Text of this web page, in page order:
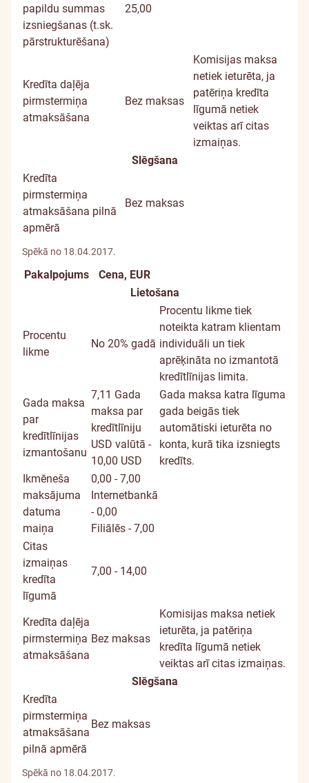
papildu summas
izsniegšanas (t.sk.
pārstrukturēšana)
25,00
Kredīta daļēja
pirmstermiņa
atmaksāšana
Bez maksas
Komisijas maksa
netiek ieturēta, ja
patēriņa kredīta
līgumā netiek
veiktas arī citas
izmaiņas.
Slēgšana
Kredīta
pirmstermiņa
atmaksāšana pilnā
apmērā
Bez maksas
Spēkā no 18.04.2017.
Pakalpojums Cena, EUR
Lietošana
Procentu
likme
No 20% gadā
Procentu likme tiek
noteikta katram klientam
individuāli un tiek
aprēķināta no izmantotā
kredītlīnijas limita.
Gada maksa
par
kredītlīnijas
izmantošanu
7,11 Gada
maksa par
kredītlīniju
USD valūtā -
10,00 USD
Gada maksa katra līguma
gada beigās tiek
automātiski ieturēta no
konta, kurā tika izsniegts
kredīts.
Ikmēneša
maksājuma
datuma
maiņa
0,00 - 7,00
Internetbankā
- 0,00
Filiālēs - 7,00
Citas
izmaiņas
kredīta
līgumā
7,00 - 14,00
Kredīta daļēja
pirmstermiņa
atmaksāšana
Bez maksas
Komisijas maksa netiek
ieturēta, ja patēriņa
kredīta līgumā netiek
veiktas arī citas izmaiņas.
Slēgšana
Kredīta
pirmstermiņa
atmaksāšana
pilnā apmērā
Bez maksas
Spēkā no 18.04.2017.